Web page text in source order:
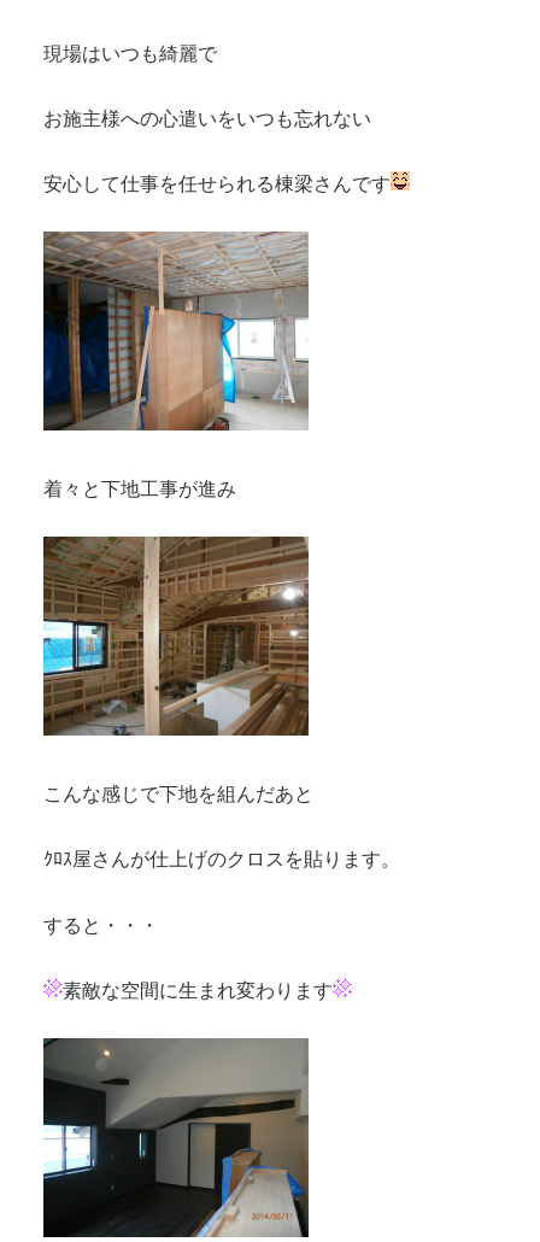
現場はいつも綺麗で
お施主様への心遣いをいつも忘れない
安心して仕事を任せられる棟梁さんです
着々と下地工事が進み
こんな感じで下地を組んだあと
ｸﾛｽ屋さんが仕上げのクロスを貼ります。
すると・・・
素敵な空間に生まれ変わります